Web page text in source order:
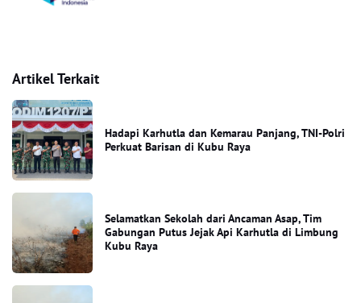
Artikel Terkait
Hadapi Karhutla dan Kemarau Panjang, TNI-Polri
Perkuat Barisan di Kubu Raya
Selamatkan Sekolah dari Ancaman Asap, Tim
Gabungan Putus Jejak Api Karhutla di Limbung
Kubu Raya